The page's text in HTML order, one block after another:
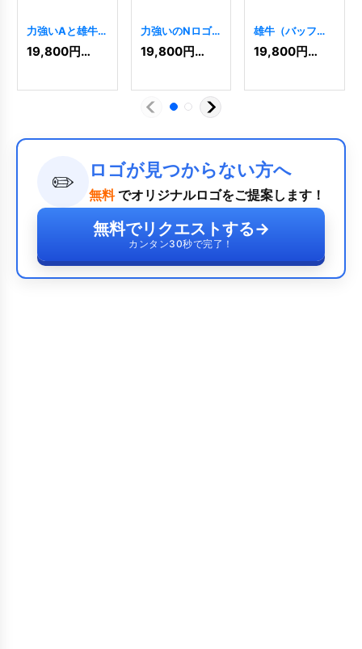
力強いAと雄牛
のロゴ [5247
19,800円(税込)
力強いのNロゴ
[10044]
19,800円(税込)
雄牛（バッファ
ロー）の強さを
感じさせるロゴ
19,800円(税込)
✏️ ロゴが見つからない方へ
無料 でオリジナルロゴをご提案します！
無料でリクエストする→
カンタン30秒で完了！